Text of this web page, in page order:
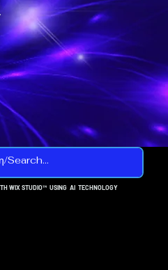
WIX STUDIO™ USING AI TECHNOLOGY